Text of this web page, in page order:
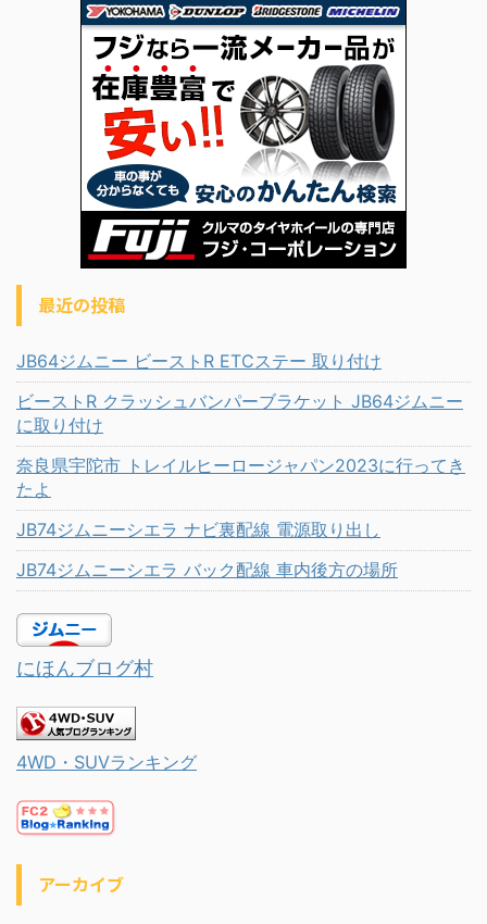
最近の投稿
JB64ジムニー ビーストR ETCステー 取り付け
ビーストR クラッシュバンパーブラケット JB64ジムニー
に取り付け
奈良県宇陀市 トレイルヒーロージャパン2023に行ってき
たよ
JB74ジムニーシエラ ナビ裏配線 電源取り出し
JB74ジムニーシエラ バック配線 車内後方の場所
にほんブログ村
4WD・SUVランキング
アーカイブ